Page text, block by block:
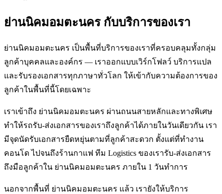
ย่านนิคมอมตะนครกับบริการของเรา
ย่านนิคมอมตะนคร เป็นพื้นที่บริการของเราที่ครอบคลุมทั้งกลุ่ม
ลูกค้าบุคคลและองค์กร — เราออกแบบเวิร์กโฟลว์ บริการแปล
และรับรองเอกสารทุกภาษาทั่วโลก ให้เข้ากับความต้องการของ
ลูกค้าในพื้นที่นี้โดยเฉพาะ
เราเข้าถึง ย่านนิคมอมตะนคร ผ่านถนนสายหลักและทางพิเศษ
ทำให้รถรับ-ส่งเอกสารของเราถึงลูกค้าได้ภายในวันเดียวกัน เรา
มีจุดนัดรับเอกสารยืดหยุ่นตามที่ลูกค้าสะดวก ตั้งแต่ที่ทำงาน
คอนโด ไปจนถึงร้านกาแฟ ทีม Logistics ของเรารับ-ส่งเอกสาร
ถึงมือลูกค้าใน ย่านนิคมอมตะนคร ภายใน 1 วันทำการ
นอกจากพื้นที่ ย่านนิคมอมตะนคร แล้ว เรายังให้บริการ